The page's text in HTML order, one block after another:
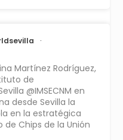
·
Martínez Rodríguez,
de
@IMSECNM en
desde Sevilla la
en la estratégica
Chips de la Unión